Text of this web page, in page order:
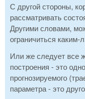
С другой стороны,
рассматривать
Другими словами,
ограничиться каким-
Или же следует все
построения - это
прогнозируемого
параметра - это